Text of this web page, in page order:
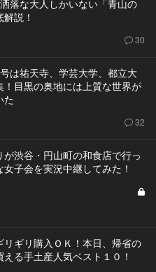
落な大人しかいない「青山の
説！
30
は祐天寺、学芸大学、都立大
！目黒の奥地には上質な世界が
た
32
が渋谷・円山町の和食店で行っ
女子会を実況中継してみた！
リギリ購入ＯＫ！本日、帰省の
る手土産人気ベスト１０！